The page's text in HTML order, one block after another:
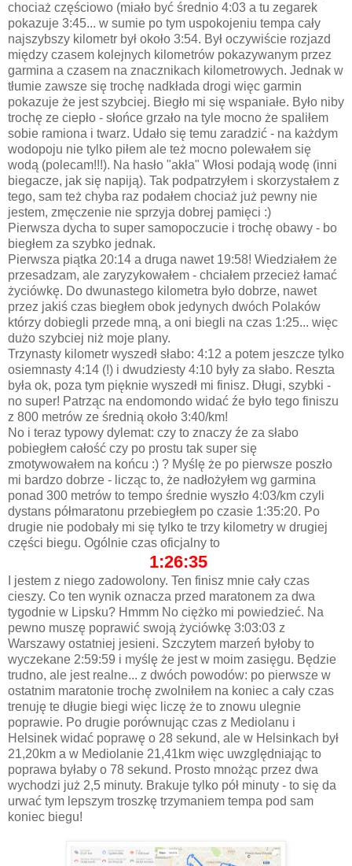
chociaż częściowo (miało być średnio 4:03 a tu zegarek
pokazuje 3:45... w sumie po tym uspokojeniu tempa cały
najszybszy kilometr był około 3:54. Był oczywiście rozjazd
między czasem kolejnych kilometrów pokazywanym przez
garmina a czasem na znacznikach kilometrowych. Jednak w
tłumie zawsze się trochę nadkłada drogi więc garmin
pokazuje że jest szybciej. Biegło mi się wspaniałe. Było niby
trochę ze ciepło - słońce grzało na tyle mocno że spaliłem
sobie ramiona i twarz. Udało się temu zaradzić - na każdym
wodopoju nie tylko piłem ale też mocno polewałem się
wodą (polecam!!!). Na hasło "akła" Włosi podają wodę (inni
biegacze, jak się napiją). Tak podpatrzyłem i skorzystałem z
tego, sam też chyba raz podałem chociaż już pewny nie
jestem, zmęczenie nie sprzyja dobrej pamięci :)
Pierwsza dycha to super samopoczucie i trochę obawy - bo
biegłem za szybko jednak.
Pierwsza piątka 20:14 a druga nawet 19:58! Wiedziałem że
przesadzam, ale zaryzykowałem - chciałem przecież łamać
życiówkę. Do dwunastego kilometra było dobrze, nawet
przez jakiś czas biegłem obok jedynych dwóch Polaków
którzy dobiegli przede mną, a oni biegli na czas 1:25... więc
dużo szybciej niż moje plany.
Trzynasty kilometr wyszedł słabo: 4:12 a potem jeszcze tylko
osiemnasty 4:14 (!) i dwudziesty 4:10 były za słabo. Reszta
była ok, poza tym pięknie wyszedł mi finisz. Długi, szybki -
no super! Patrząc na endomondo widać źe było tego finiszu
z 800 metrów ze średnią około 3:40/km!
No i teraz typowy dylemat: czy to znaczy źe za słabo
pobiegłem całość czy po prostu tak super się
zmotywowałem na końcu :) ? Myślę że po pierwsze poszło
mi bardzo dobrze - licząc to, że nadłożyłem wg garmina
ponad 300 metrów to tempo średnie wyszło 4:03/km czyli
dystans półmaratonu przebiegłem po czasie 1:35:20. Po
drugie nie podobały mi się tylko te trzy kilometry w drugiej
części biegu. Ogólnie czas oficjalny to
1:26:35
I jestem z niego zadowolony. Ten finisz mnie cały czas
cieszy. Co ten wynik oznacza przed maratonem za dwa
tygodnie w Lipsku? Hmmm No ciężko mi powiedzieć. Na
pewno muszę poprawić swoją życiówkę 3:03:03 z
Warszawy ostatniej jesieni. Szczytem marzeń byłoby to
wyczekane 2:59:59 i myślę że jest w moim zasięgu. Będzie
trudno, ale jest realne... z dwóch powodów: po pierwsze w
ostatnim maratonie trochę zwolniłem na koniec a cały czas
trenuję te długie biegi więc liczę że to znowu ulegnie
poprawie. Po drugie porównując czas z Mediolanu i
Helsinek widać poprawę o 28 sekund, ale w Helsinkach był
21,20km a w Mediolanie 21,41km więc uwzględniając to
poprawa byłaby o 78 sekund. Prosto mnożąc przez dwa
wychodzi już 2,5 minuty. Brakuje tylko pół minuty - to się da
urwać tym lepszym troszkę trzymaniem tempa pod sam
koniec biegu!